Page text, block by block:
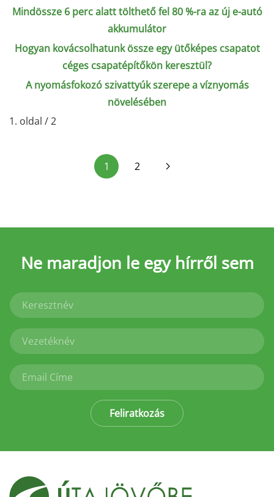
Mindössze 6 perc alatt tölthető fel 80 %-ra az új e-autó
akkumulátor
Hogyan kovácsolhatunk össze egy ütőképes csapatot
céges csapatépítőkön keresztül?
A nyomásfokozó szivattyúk szerepe a víznyomás
növelésében
1. oldal / 2
1 2
Ne maradjon le egy hírről sem
Feliratkozás